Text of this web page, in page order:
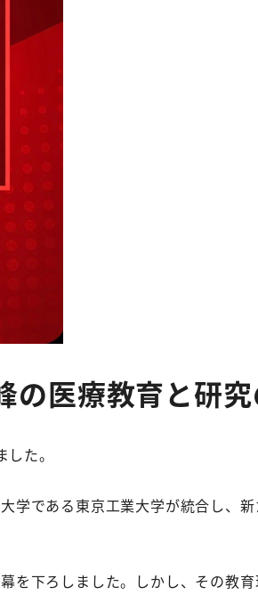
の医療教育と研
た。
学である東京工業大学が統合し
を下ろしました。しかし、その教